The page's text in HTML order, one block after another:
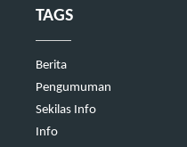
TAGS
Berita
Pengumuman
Sekilas Info
Info